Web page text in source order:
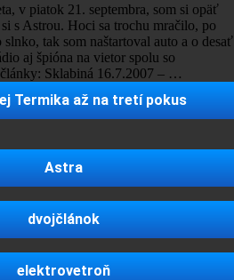
v piatok 21. septembra, som si opäť
s Astrou. Hoci sa trochu mračilo, po
tak som naštartoval auto a o desať
aj špióna na vietor spolu so
Sklabiná 16.7.2007 – …
Termika až na tretí pokus
Astra
dvojčlánok
elektrovetroň